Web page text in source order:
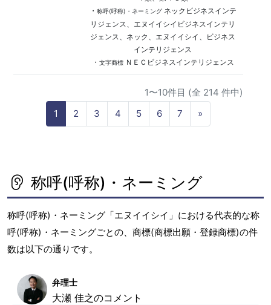
・ 称呼(呼称)・ネーミングネックビジネスインテ
リジェンス、エヌイイシイビジネスインテリ
ジェンス、ネック、エヌイイシイ、ビジネス
インテリジェンス
・ 文字商標ＮＥＣビジネスインテリジェンス
1〜10件目 (全 214 件中)
1
2 3 4 5 6 7 »
e
称呼(呼称)・ネーミング
称呼(呼称)・ネーミング「エヌイイシイ」における代表的な称
呼(呼称)・ネーミングごとの、商標(商標出願・登録商標)の件
数は以下の通りです。
弁理士
大瀬 佳之のコメント